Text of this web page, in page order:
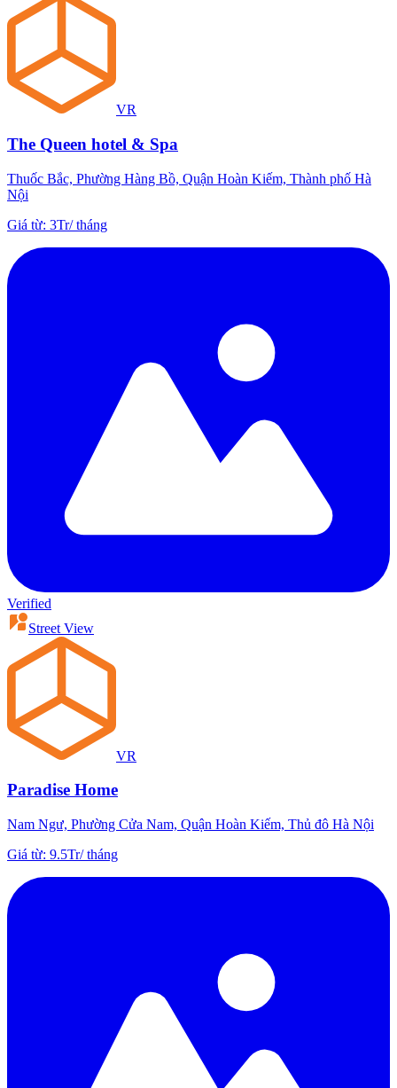
VR
The Queen hotel & Spa
Thuốc Bắc, Phường Hàng Bồ, Quận Hoàn Kiếm, Thành phố Hà
Nội
Giá từ: 3Tr/tháng
Verified
Street View
VR
Paradise Home
Nam Ngư, Phường Cửa Nam, Quận Hoàn Kiếm, Thủ đô Hà Nội
Giá từ: 9.5Tr/tháng